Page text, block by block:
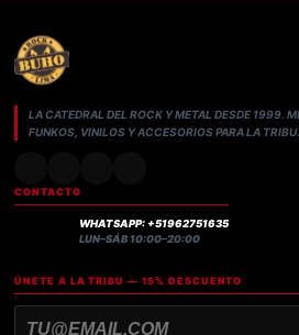
LA CATEDRAL DEL ROCK Y METAL DESDE 1999.
FUNKOS, VINILOS Y ACCESORIOS PARA LA TRIBU.
CONTACTO
WHATSAPP: +51962751635
LUN–SÁB 10:00–20:00
ÚNETE A LA TRIBU — 15% DESCUENTO